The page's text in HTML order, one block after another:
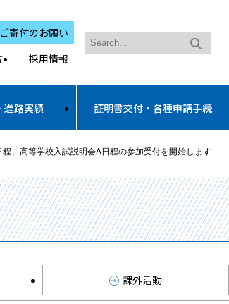
ご寄付のお願い
採用情報
進路実績 証明書交付・各種申請手続
、高等学校入試説明会A日程の参加受付を開始します
課外活動